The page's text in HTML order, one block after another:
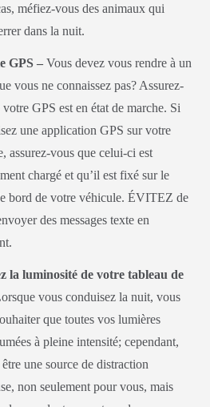
méfiez-vous des animaux qui
dans la nuit.
GPS – Vous devez vous rendre à un
vous ne connaissez pas? Assurez-
GPS est en état de marche. Si
une application GPS sur votre
assurez-vous que celui-ci est
chargé et qu’il est fixé sur le
bord de votre véhicule. ÉVITEZ de
des messages texte en
la luminosité de votre tableau de
vous conduisez la nuit, vous
que toutes vos lumières
à pleine intensité; cependant,
une source de distraction
non seulement pour vous, mais